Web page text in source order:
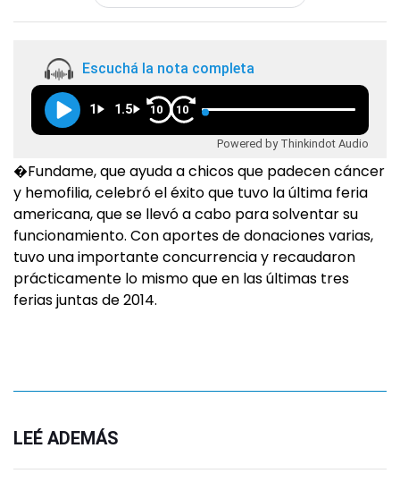
Escuchá la nota completa
1 1.5 10 10
Powered by Thinkindot Audio
�Fundame, que ayuda a chicos que padecen cáncer
y hemofilia, celebró el éxito que tuvo la última feria
americana, que se llevó a cabo para solventar su
funcionamiento. Con aportes de donaciones varias,
tuvo una importante concurrencia y recaudaron
prácticamente lo mismo que en las últimas tres
ferias juntas de 2014.
LEÉ ADEMÁS